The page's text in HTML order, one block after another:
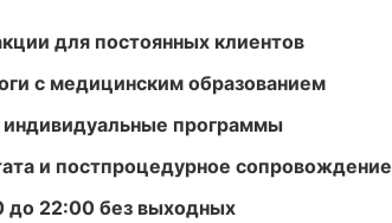
для постоянных клиентов
с медицинским образованием
программы
и постпроцедурное сопровождение
до 22:00 без выходных